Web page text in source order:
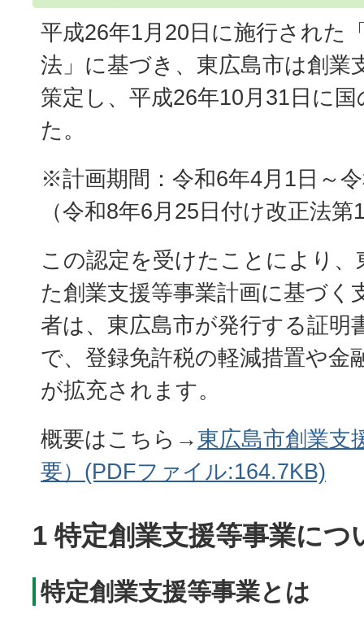
平成26年1月20日に施行された
法」に基づき、東広島市は創業
策定し、平成26年10月31日に
た。
※計画期間：令和6年4月1日～
（令和8年6月25日付け改正法第
この認定を受けたことにより、
た創業支援等事業計画に基づく
者は、東広島市が発行する証明
で、登録免許税の軽減措置や金
が拡充されます。
概要はこちら→東広島市創業支
要）(PDFファイル:164.7KB)
1 特定創業支援等事業につ
特定創業支援等事業とは